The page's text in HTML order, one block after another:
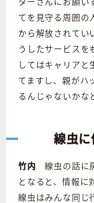
てを見守る周囲の
から解放されてい
うしたサービスを
してはキャリア
てますし、親がハ
るんじゃないかな
線虫
竹内 線虫の話に
となると、情報に
線虫はみんな同じ